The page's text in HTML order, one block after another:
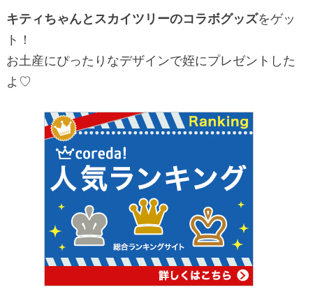
キティちゃんとスカイツリーのコラボグッズをゲッ
ト！
お土産にぴったりなデザインで姪にプレゼントした
よ♡